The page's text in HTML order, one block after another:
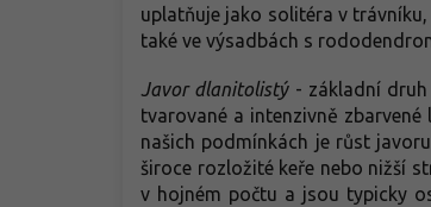
uplatňuje jako solitéra v
také ve výsadbách s
Javor dlanitolistý - základní
tvarované a intenzivně
našich podmínkách je růst
široce rozložité keře nebo nižší
v hojném počtu a jsou typicky